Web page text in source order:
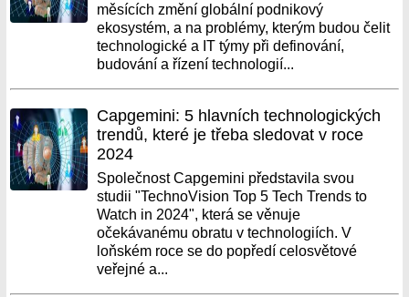
měsících změní globální podnikový
ekosystém, a na problémy, kterým budou čelit
technologické a IT týmy při definování,
budování a řízení technologií...
Capgemini: 5 hlavních technologických
trendů, které je třeba sledovat v roce
2024
Společnost Capgemini představila svou
studii "TechnoVision Top 5 Tech Trends to
Watch in 2024", která se věnuje
očekávanému obratu v technologiích. V
loňském roce se do popředí celosvětové
veřejné a...